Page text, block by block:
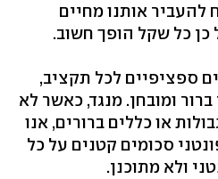
אותנו מחיים
כן כל שקל הופך חשוב.
ספציפיים לכל תקציב,
ומובחן. מנגד, כאשר לא
או כללים ברורים, אנו
סכומים קטנים על כל
ולא מתוכנן.